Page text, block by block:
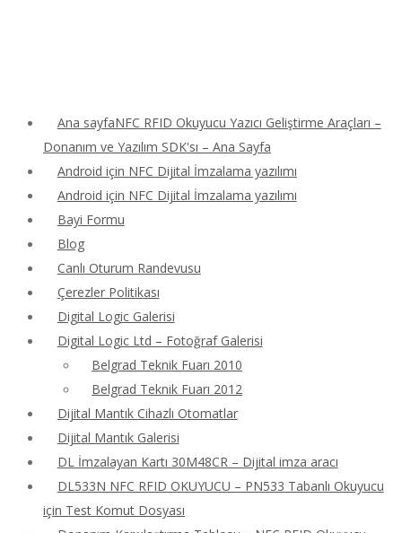
Ana sayfaNFC RFID Okuyucu Yazıcı Geliştirme Araçları –
Donanım ve Yazılım SDK'sı – Ana Sayfa
Android için NFC Dijital İmzalama yazılımı
Android için NFC Dijital İmzalama yazılımı
Bayi Formu
Blog
Canlı Oturum Randevusu
Çerezler Politikası
Digital Logic Galerisi
Digital Logic Ltd – Fotoğraf Galerisi
Belgrad Teknik Fuarı 2010
Belgrad Teknik Fuarı 2012
Dijital Mantık Cihazlı Otomatlar
Dijital Mantık Galerisi
DL İmzalayan Kartı 30M48CR – Dijital imza aracı
DL533N NFC RFID OKUYUCU – PN533 Tabanlı Okuyucu
için Test Komut Dosyası